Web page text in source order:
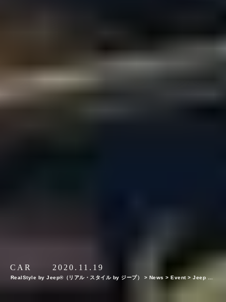
CAR 2020.11.19
RealStyle by Jeep®（リアル・スタイル by ジープ） > News >Event>Jeep HA